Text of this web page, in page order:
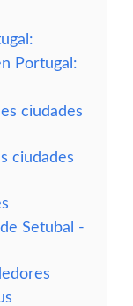
Portugal:
ciudades
ciudades
Setubal -